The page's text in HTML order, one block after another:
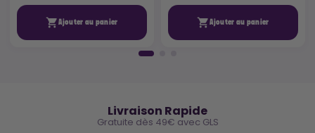
Ajouter au panier Ajouter au panier
Livraison Rapide
Gratuite dès 49€ avec GLS